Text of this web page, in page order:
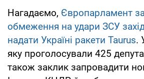
Нагадаємо, Європарламент
обмеження на удари ЗСУ
надати Україні ракети Taurus.
яку проголосували 425
також заклик запровадити